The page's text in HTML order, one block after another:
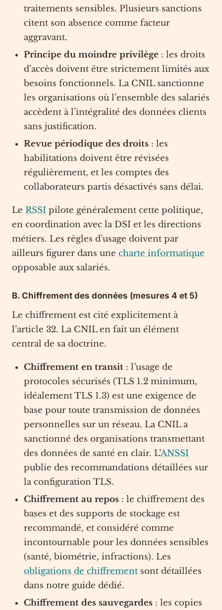
traitements sensibles. Plusieurs sanctions
citent son absence comme facteur
aggravant.
Principe du moindre privilège : les droits
d’accès doivent être strictement limités aux
besoins fonctionnels. La CNIL sanctionne
les organisations où l’ensemble des salariés
accèdent à l’intégralité des données clients
sans justification.
Revue périodique des droits : les
habilitations doivent être révisées
régulièrement, et les comptes des
collaborateurs partis désactivés sans délai.
Le RSSI pilote généralement cette politique,
en coordination avec la DSI et les directions
métiers. Les règles d’usage doivent par
ailleurs figurer dans une charte informatique
opposable aux salariés.
B. Chiffrement des données (mesures 4 et 5)
Le chiffrement est cité explicitement à
l’article 32. La CNIL en fait un élément
central de sa doctrine.
Chiffrement en transit : l’usage de
protocoles sécurisés (TLS 1.2 minimum,
idéalement TLS 1.3) est une exigence de
base pour toute transmission de données
personnelles sur un réseau. La CNIL a
sanctionné des organisations transmettant
des données de santé en clair. L’ANSSI
publie des recommandations détaillées sur
la configuration TLS.
Chiffrement au repos : le chiffrement des
bases et des supports de stockage est
recommandé, et considéré comme
incontournable pour les données sensibles
(santé, biométrie, infractions). Les
obligations de chiffrement sont détaillées
dans notre guide dédié.
Chiffrement des sauvegardes : les copies